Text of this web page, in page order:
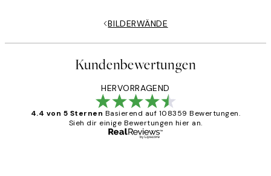
BILDERWÄNDE
Kundenbewertungen
HERVORRAGEND
4.4 von 5 Sternen Basierend auf 108359 Bewertungen.
Sieh dir einige Bewertungen hier an.